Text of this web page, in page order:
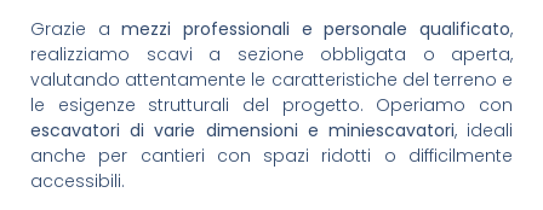
Grazie amezzi professionali e personale qualificato,
realizziamo scavi a sezione obbligata o aperta,
valutando attentamente le caratteristiche del terreno e
le esigenze strutturali del progetto. Operiamo con
escavatori di varie dimensioni e miniescavatori, ideali
anche per cantieri con spazi ridotti o difficilmente
accessibili.